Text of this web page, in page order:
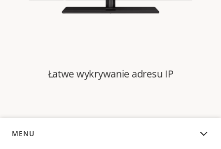
Łatwe wykrywanie adresu IP
MENU
INFORMACJE OGÓLNE